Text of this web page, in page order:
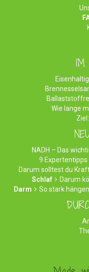
IM
Wie lange
NADH – Das
9
Darum solltest du
Schlaf
Darum
Darm
So stark